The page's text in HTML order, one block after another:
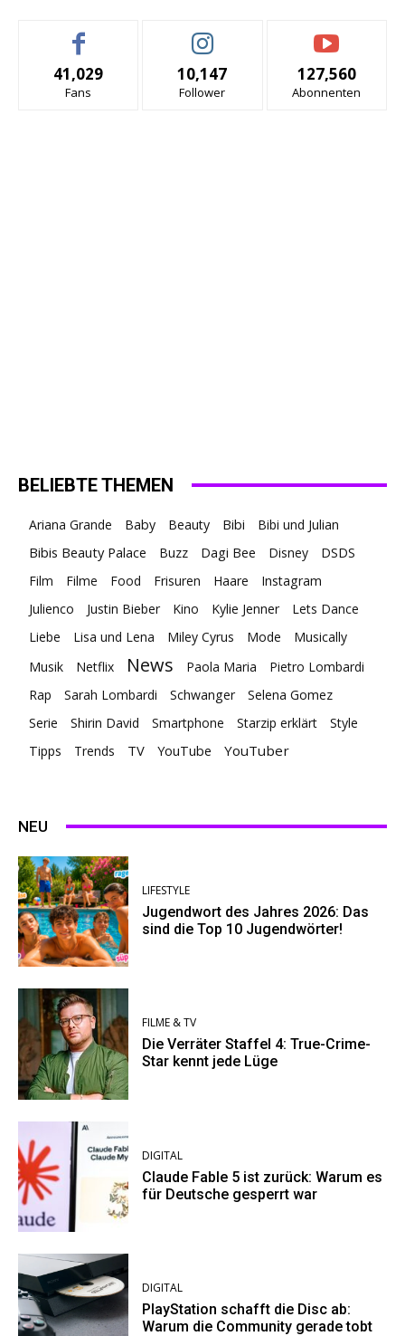
41,029
Fans
10,147
Follower
127,560
Abonnenten
BELIEBTE THEMEN
Ariana Grande Baby Beauty Bibi Bibi und Julian
Bibis Beauty Palace Buzz Dagi Bee Disney
DSDS
Film
Filme Food Frisuren Haare
Instagram
Julienco
Justin Bieber Kino Kylie Jenner
Lets Dance
Liebe
Lisa und Lena Miley Cyrus Mode
Musically
Musik
Netflix News Paola Maria
Pietro Lombardi
Rap
Sarah Lombardi Schwanger
Selena Gomez
Serie
Shirin David Smartphone Starzip erklärt
Style
Tipps
Trends TV YouTube YouTuber
NEU
LIFESTYLE
Jugendwort des Jahres 2026: Das
sind die Top 10 Jugendwörter!
FILME & TV
Die Verräter Staffel 4: True-Crime-
Star kennt jede Lüge
DIGITAL
Claude Fable 5 ist zurück: Warum es
für Deutsche gesperrt war
DIGITAL
PlayStation schafft die Disc ab:
Warum die Community gerade tobt